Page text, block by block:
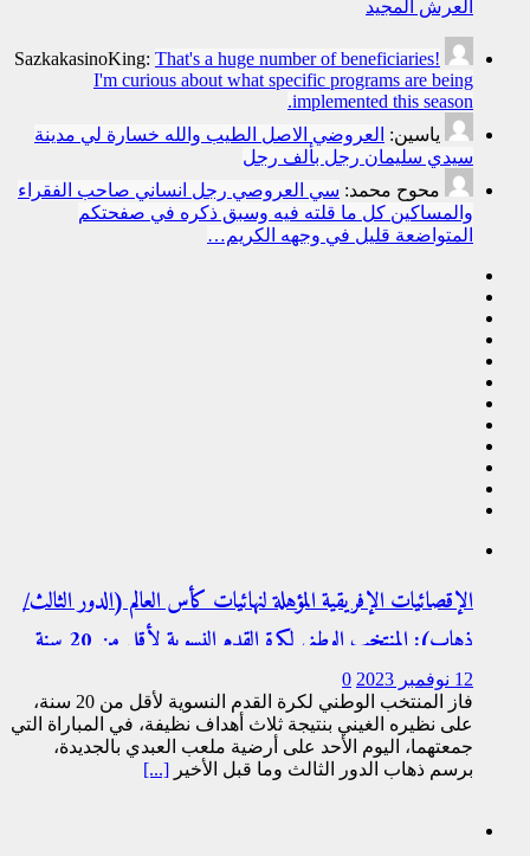
العرش المجيد
SazkakasinoKing: That's a huge number of beneficiaries!
I'm curious about what specific programs are being
implemented this season.
ياسين: العروضي الاصل الطيب والله خسارة لي مدينة
سيدي سليمان رجل بألف رجل
محوح محمد: سي العروصي رجل انساني صاحب الفقراء
والمساكين كل ما قلته فيه وسبق ذكره في صفحتكم
المتواضعة قليل في وجهه الكريم…
الإقصائيات الإفريقية المؤهلة لنهائيات كأس العالم (الدور الثالث/
ذهاب): المنتخب الوطني لكرة القدم النسوية لأقل من 20 سنة
يفوزعلى نظيره الغيني (3-0)
12 نوفمبر 2023
0
فاز المنتخب الوطني لكرة القدم النسوية لأقل من 20 سنة،
على نظيره الغيني بنتيجة ثلاث أهداف نظيفة، في المباراة التي
جمعتهما، اليوم الأحد على أرضية ملعب العبدي بالجديدة،
برسم ذهاب الدور الثالث وما قبل الأخير [...]